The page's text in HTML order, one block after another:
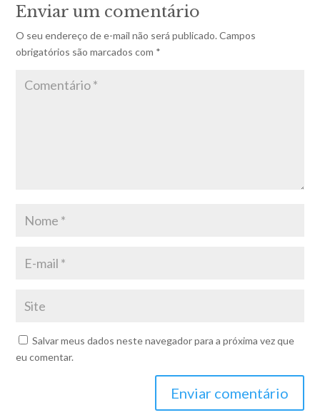
Enviar um comentário
O seu endereço de e-mail não será publicado. Campos
obrigatórios são marcados com *
Salvar meus dados neste navegador para a próxima vez que
eu comentar.
Enviar comentário